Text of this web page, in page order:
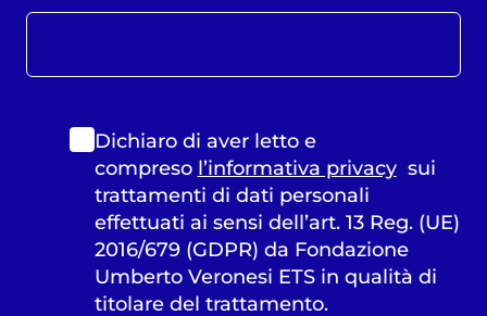
Dichiaro di aver letto e
compreso l’informativa privacysui
trattamenti di dati personali
effettuati ai sensi dell’art. 13 Reg. (UE)
2016/679 (GDPR) da Fondazione
Umberto Veronesi ETS in qualità di
titolare del trattamento.